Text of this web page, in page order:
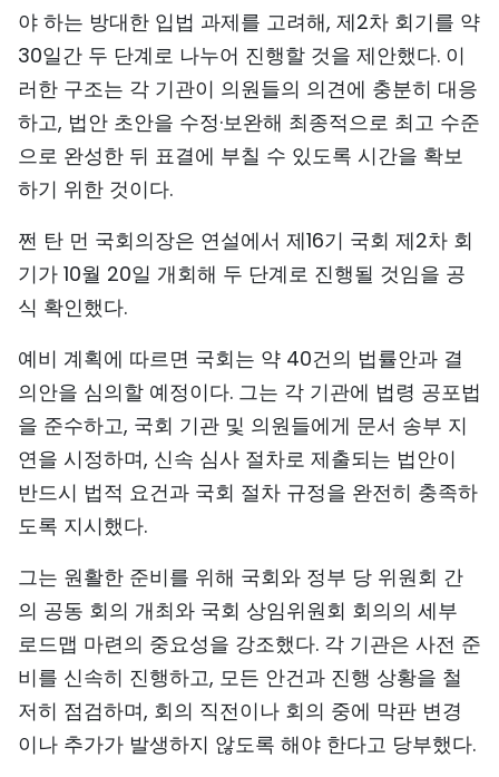
야 하는 방대한 입법 과제를 고려해, 제2차 회기를 약
30일간 두 단계로 나누어 진행할 것을 제안했다. 이
러한 구조는 각 기관이 의원들의 의견에 충분히 대응
하고, 법안 초안을 수정·보완해 최종적으로 최고 수준
으로 완성한 뒤 표결에 부칠 수 있도록 시간을 확보
하기 위한 것이다.
쩐 탄 먼 국회의장은 연설에서 제16기 국회 제2차 회
기가 10월 20일 개회해 두 단계로 진행될 것임을 공
식 확인했다.
예비 계획에 따르면 국회는 약 40건의 법률안과 결
의안을 심의할 예정이다. 그는 각 기관에 법령 공포법
을 준수하고, 국회 기관 및 의원들에게 문서 송부 지
연을 시정하며, 신속 심사 절차로 제출되는 법안이
반드시 법적 요건과 국회 절차 규정을 완전히 충족하
도록 지시했다.
그는 원활한 준비를 위해 국회와 정부 당 위원회 간
의 공동 회의 개최와 국회 상임위원회 회의의 세부
로드맵 마련의 중요성을 강조했다. 각 기관은 사전 준
비를 신속히 진행하고, 모든 안건과 진행 상황을 철
저히 점검하며, 회의 직전이나 회의 중에 막판 변경
이나 추가가 발생하지 않도록 해야 한다고 당부했다.